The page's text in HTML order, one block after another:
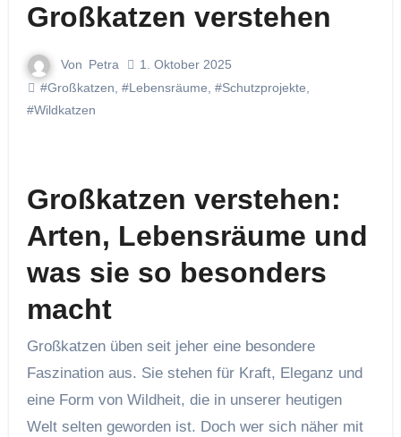
Großkatzen verstehen
Von Petra
1. Oktober 2025
#Großkatzen #Lebensräume #Schutzprojekte
#Wildkatzen
Großkatzen verstehen:
Arten, Lebensräume und
was sie so besonders
macht
Großkatzen üben seit jeher eine besondere
Faszination aus. Sie stehen für Kraft, Eleganz und
eine Form von Wildheit, die in unserer heutigen
Welt selten geworden ist. Doch wer sich näher mit